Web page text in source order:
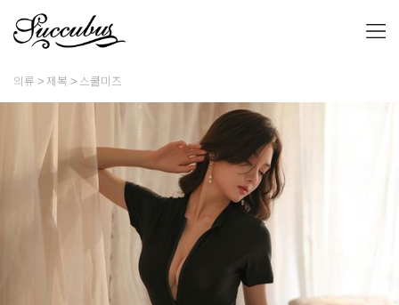
의류 제복 스쿨미즈